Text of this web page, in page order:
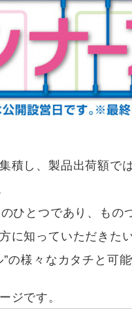
積し、製品出荷額で
ひとつであり、も
に知っていただきた
の様々なカタチと可
です。